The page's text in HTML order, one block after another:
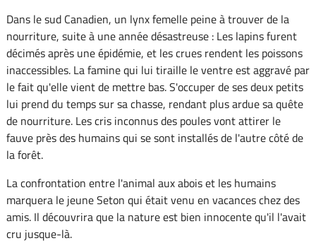
Dans le sud Canadien, un lynx femelle peine à trouver de la
nourriture, suite à une année désastreuse : Les lapins furent
décimés après une épidémie, et les crues rendent les poissons
inaccessibles. La famine qui lui tiraille le ventre est aggravé par
le fait qu'elle vient de mettre bas. S'occuper de ses deux petits
lui prend du temps sur sa chasse, rendant plus ardue sa quête
de nourriture. Les cris inconnus des poules vont attirer le
fauve près des humains qui se sont installés de l'autre côté de
la forêt.
La confrontation entre l'animal aux abois et les humains
marquera le jeune Seton qui était venu en vacances chez des
amis. Il découvrira que la nature est bien innocente qu'il l'avait
cru jusque-là.